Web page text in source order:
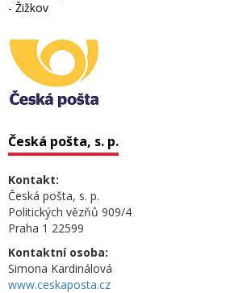
- Žižkov
Česká pošta, s. p.
Kontakt:
Česká pošta, s. p.
Politických vězňů 909/4
Praha 1 22599
Kontaktní osoba:
Simona Kardinálová
www.ceskaposta.cz